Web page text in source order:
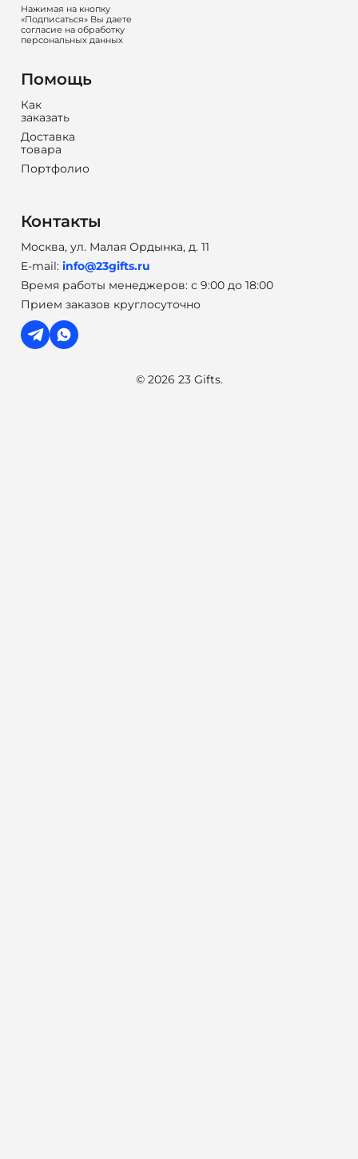
Нажимая на кнопку
«Подписаться» Вы даете
согласие на обработку
персональных данных
Помощь
Как
заказать
Доставка
товара
Портфолио
Контакты
Москва, ул. Малая Ордынка, д. 11
E-mail: info@23gifts.ru
Время работы менеджеров: с 9:00 до 18:00
Прием заказов круглосуточно
© 2026 23 Gifts.